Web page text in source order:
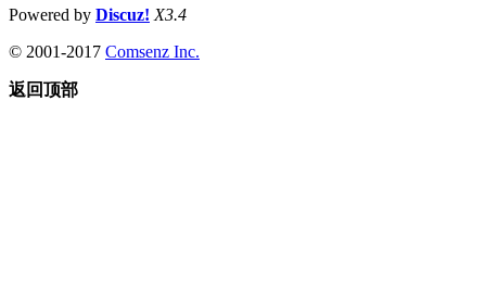
Powered by Discuz! X3.4
© 2001-2017 Comsenz Inc.
返回顶部